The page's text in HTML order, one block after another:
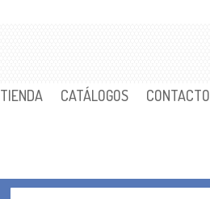
TIENDA CATÁLOGOS CONTACTO